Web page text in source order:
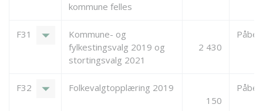
kommune felles
F31 arrow_drop_down
Kommune- og
fylkestingsvalg 2019 og
stortingsvalg 2021
2 430
F32 arrow_drop_down
Folkevalgtopplæring 2019
150